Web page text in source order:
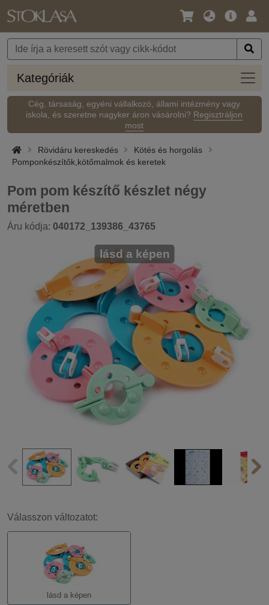
Nyelv
Pénznem
Fő
Kategóriák
Cég, társaság, egyéni vállalkozó, állami intézmény vagy
iskola, és szeretne nagyker áron vásárolni? Regisztráljon
most
Rövidáru kereskedés
Kötés és horgolás
Pomponkészítők,kötőmalmok és keretek
Pom pom készítő készlet négy
méretben
Áru kódja: 040172_139386_43765
lásd a képen
Válasszon változatot:
lásd a képen